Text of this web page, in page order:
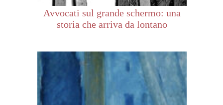
Avvocati sul grande schermo: una
storia che arriva da lontano